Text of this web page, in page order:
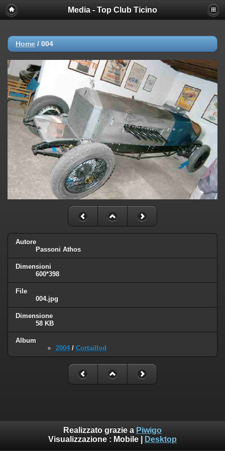
Media - Top Club Ticino
Home / 004
Autore
Passoni Athos
Dimensioni
600*398
File
004.jpg
Dimensione
58 KB
Album
2004/ Cortaillod
Realizzato grazie a Piwigo
Visualizzazione : Mobile Desktop